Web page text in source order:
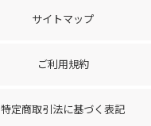
サイトマップ
ご利用規約
特定商取引法に基づく表記